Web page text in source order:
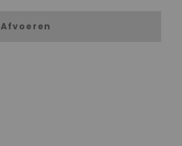
Afvoeren